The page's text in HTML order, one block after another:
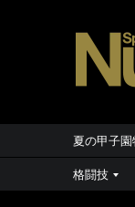
夏の甲子園
格闘技